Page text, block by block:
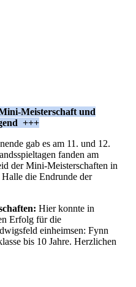
Meisterschaft und
+++
gab es am 11. und 12.
fanden am
der Mini-Meisterschaften in
die Endrunde der
Hier konnte in
Erfolg für die
einheimsen: Fynn
bis 10 Jahre. Herzlichen